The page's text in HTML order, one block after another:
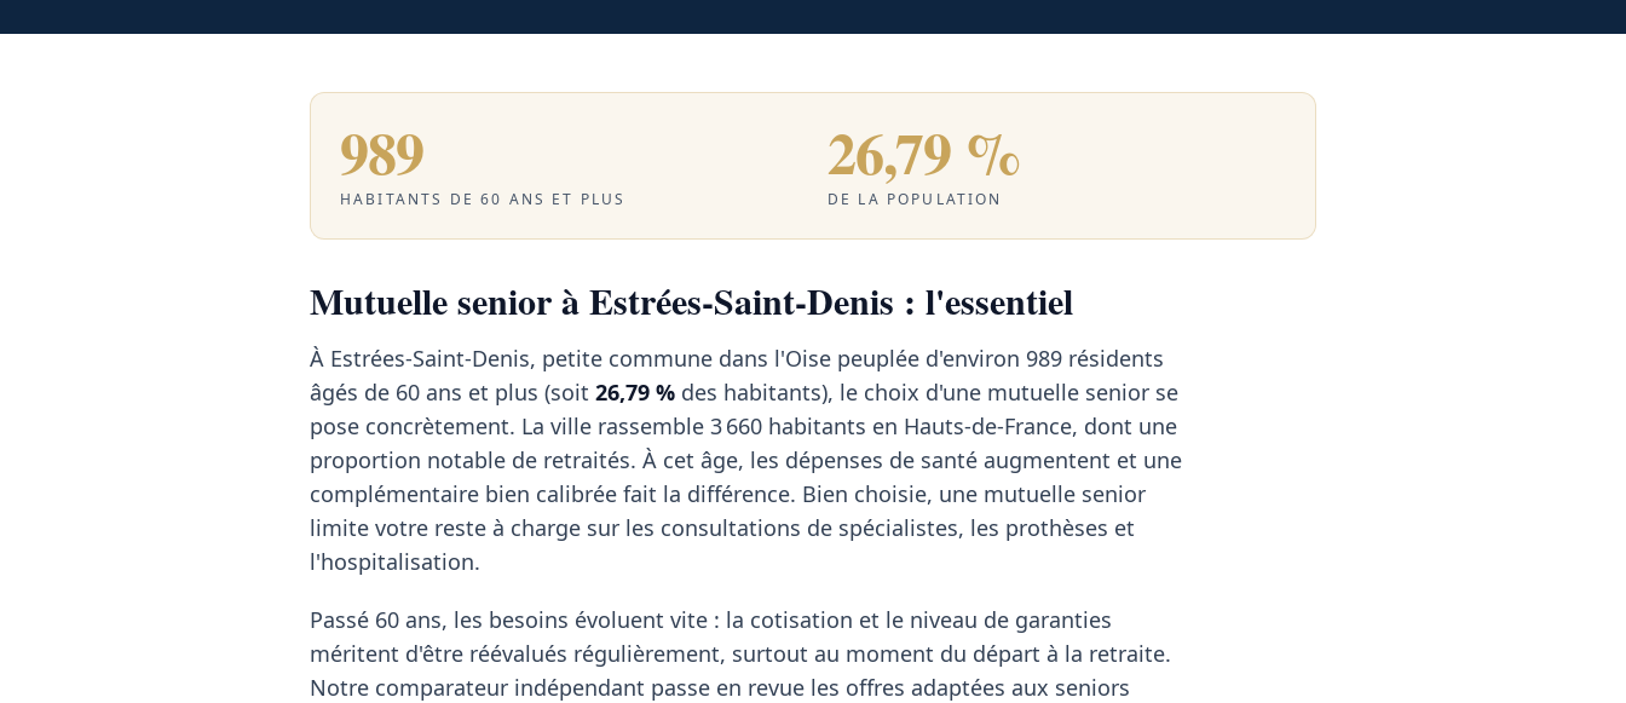
989
HABITANTS DE 60 ANS ET PLUS
26,79 %
DE LA POPULATION
Mutuelle senior à Estrées-Saint-Denis : l'essentiel
À Estrées-Saint-Denis, petite commune dans l'Oise peuplée d'environ 989 résidents
âgés de 60 ans et plus (soit 26,79 % des habitants), le choix d'une mutuelle senior se
pose concrètement. La ville rassemble 3 660 habitants en Hauts-de-France, dont une
proportion notable de retraités. À cet âge, les dépenses de santé augmentent et une
complémentaire bien calibrée fait la différence. Bien choisie, une mutuelle senior
limite votre reste à charge sur les consultations de spécialistes, les prothèses et
l'hospitalisation.
Passé 60 ans, les besoins évoluent vite : la cotisation et le niveau de garanties
méritent d'être réévalués régulièrement, surtout au moment du départ à la retraite.
Notre comparateur indépendant passe en revue les offres adaptées aux seniors